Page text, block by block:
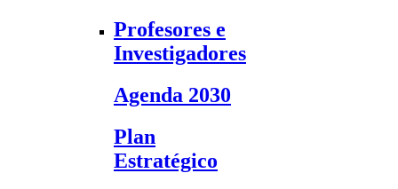
Profesores e
Investigadores
Agenda 2030
Plan
Estratégico